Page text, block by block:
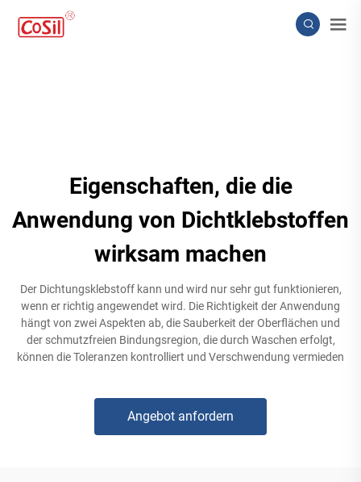
Eigenschaften, die die
Anwendung von Dichtklebstoffen
wirksam machen
Der Dichtungsklebstoff kann und wird nur sehr gut funktionieren,
wenn er richtig angewendet wird. Die Richtigkeit der Anwendung
hängt von zwei Aspekten ab, die Sauberkeit der Oberflächen und
der schmutzfreien Bindungsregion, die durch Waschen erfolgt,
können die Toleranzen kontrolliert und Verschwendung vermieden
Angebot anfordern